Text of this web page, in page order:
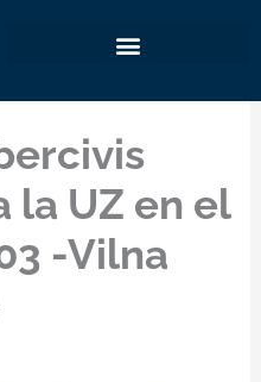
la UZ en el
-Vilna